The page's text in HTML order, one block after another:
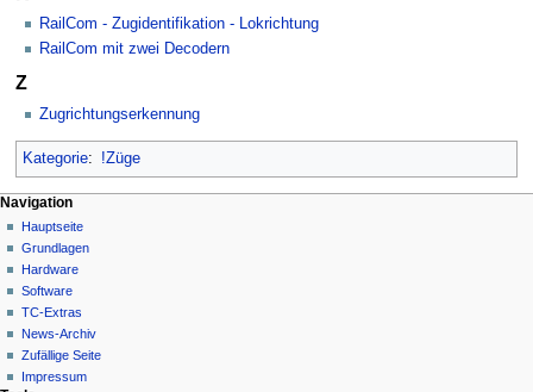
RailCom - Zugidentifikation - Lokrichtung
RailCom mit zwei Decodern
Z
Zugrichtungserkennung
Kategorie: !Züge
N
a
v
g
a
Seitenaktionen
Kategorie
Diskussion
Lesen
Quelltext
anzeigen
Versionsgeschichte
Meine Werkzeuge
Deutsch
Anmelden
Navigation
Hauptseite
Grundlagen
Hardware
Software
TC-Extras
News-Archiv
Zufällige Seite
Impressum